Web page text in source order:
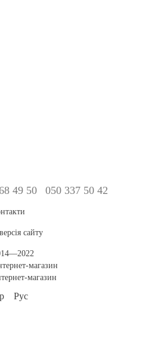
49 50 050 337 50 42
сайту
магазин
магазин
Рус